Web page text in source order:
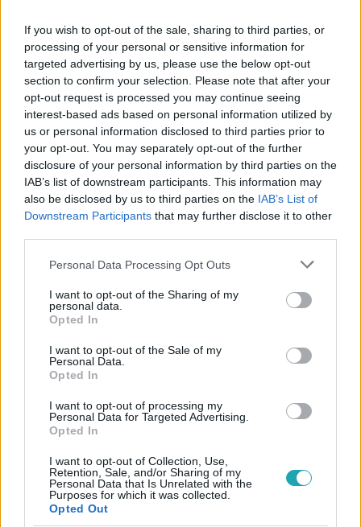
If you wish to opt-out of the sale, sharing to third parties, or
processing of your personal or sensitive information for
targeted advertising by us, please use the below opt-out
section to confirm your selection. Please note that after your
opt-out request is processed you may continue seeing
interest-based ads based on personal information utilized by
us or personal information disclosed to third parties prior to
your opt-out. You may separately opt-out of the further
disclosure of your personal information by third parties on the
IAB’s list of downstream participants. This information may
also be disclosed by us to third parties on the IAB’s List of
Downstream Participants that may further disclose it to other
Please note that this website/app uses one or more Google
not limited to your visit or usage behaviour. You may click to
grant or deny consent to Google and its third-party tags to
use your data for below specified purposes in below Google
consent section.
Personal Data Processing Opt Outs
I want to opt-out of the Sharing of my
personal data.
Opted In
I want to opt-out of the Sale of my
Personal Data.
Opted In
I want to opt-out of processing my
Personal Data for Targeted Advertising.
Opted In
I want to opt-out of Collection, Use,
Retention, Sale, and/or Sharing of my
Personal Data that Is Unrelated with the
Purposes for which it was collected.
Opted Out
Belföld
2023. július 4. 16:31
120 iskolában lehet majd szeptembertől
honvédelmet tanulni
Eddig 37 köznevelési és 83 szakképzési intézmény
jelezte, hogy érdekli őket a honvédelem tantárgy.
2023. február 15. 14:59
Új tantárgy jelenhet meg az iskolákban, vizsgára is
kötelezhetik a diákokat belőle